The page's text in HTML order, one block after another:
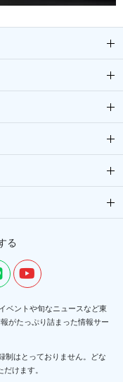
る
ベントや旬なニュースなど東
がたっぷり詰まった情報サー
制はとっておりません。どな
けます。